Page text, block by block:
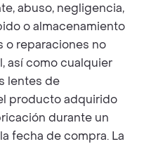
abuso, negligencia,
o almacenamiento
reparaciones no
así como cualquier
lentes de
producto adquirido
durante un
fecha de compra. La